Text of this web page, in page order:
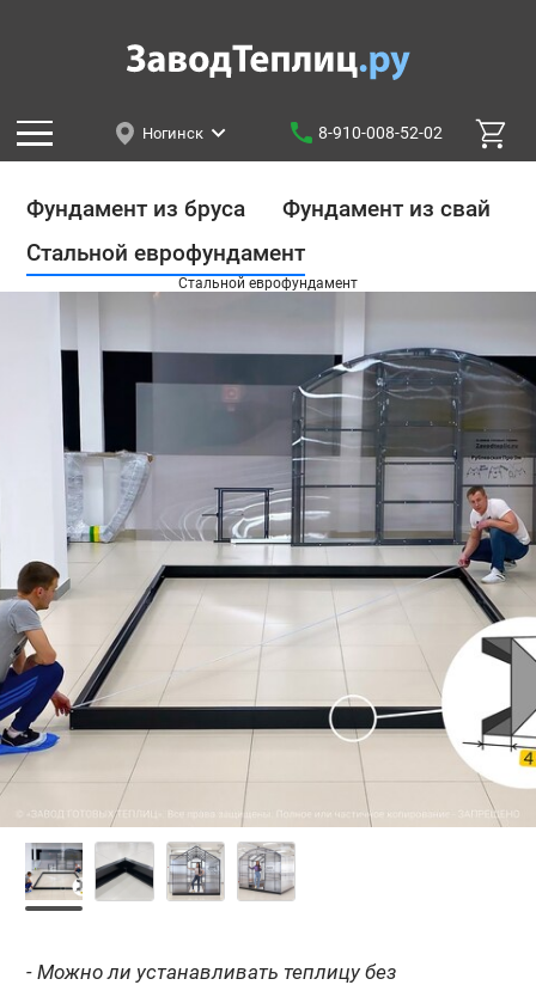
Ногинск 8-910-008-52-02
Фундамент из бруса
Фундамент из свай
Стальной еврофундамент
Стальной еврофундамент
- Можно ли устанавливать теплицу без